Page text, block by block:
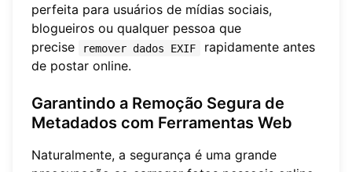
perfeita para usuários de mídias sociais,
blogueiros ou qualquer pessoa que
precise
remover dados EXIF
rapidamente antes
de postar online.
Garantindo a Remoção Segura de
Metadados com Ferramentas Web
Naturalmente, a segurança é uma grande